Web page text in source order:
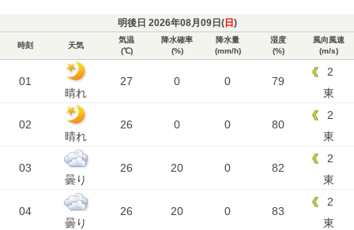
明後日 2026年08月09日(日 )
時刻 天気
気温
(℃)
降水確率
(%)
降水量
(mm/h)
湿度
(%)
風向風速
(m/s)
01
晴れ
27 0 0 79
2
東
02
晴れ
26 0 0 80
2
東
03
曇り
26 20 0 82
2
東
04
曇り
26 20 0 83
2
東